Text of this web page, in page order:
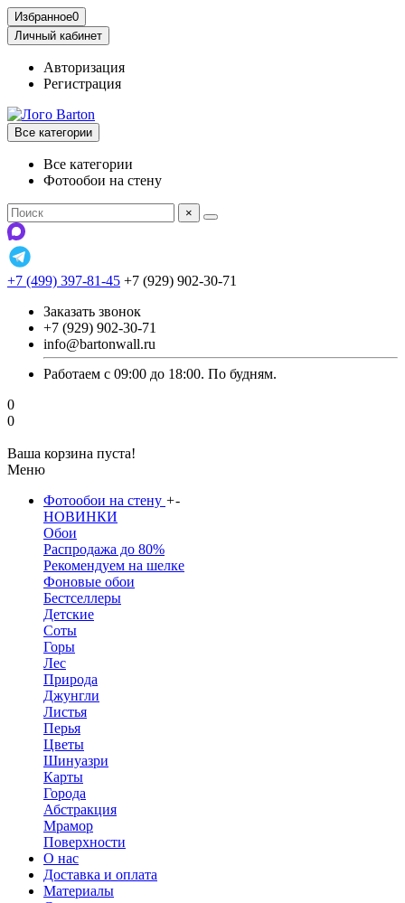
Избранное0
Личный кабинет
Авторизация
Регистрация
Все категории
Все категории
Фотообои на стену
×
+7 (499) 397-81-45 +7 (929) 902-30-71
Заказать звонок
+7 (929) 902-30-71
info@bartonwall.ru
Работаем с 09:00 до 18:00. По будням.
0
0
Ваша корзина пуста!
Меню
Фотообои на стену +-
НОВИНКИ
Обои
Распродажа до 80%
Рекомендуем на шелке
Фоновые обои
Бестселлеры
Детские
Соты
Горы
Лес
Природа
Джунгли
Листья
Перья
Цветы
Шинуазри
Карты
Города
Абстракция
Мрамор
Поверхности
О нас
Доставка и оплата
Материалы